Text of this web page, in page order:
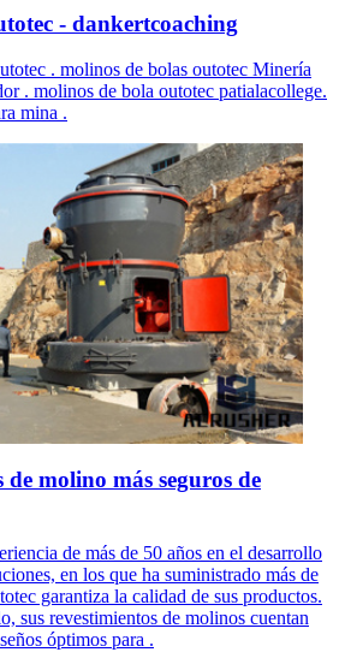
- dankertcoaching
. molinos de bolas outotec Minería
. molinos de bola outotec patialacollege.
mina .
de molino más seguros de
de más de 50 años en el desarrollo
en los que ha suministrado más de
garantiza la calidad de sus productos.
sus revestimientos de molinos cuentan
óptimos para .